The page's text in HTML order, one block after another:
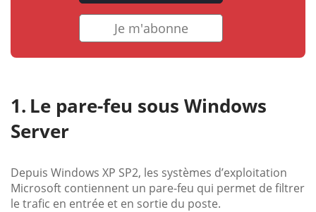
Je m'abonne
Le pare-feu sous Windows
Server
Depuis Windows XP SP2, les systèmes d’exploitation
Microsoft contiennent un pare-feu qui permet de filtrer
le trafic en entrée et en sortie du poste.